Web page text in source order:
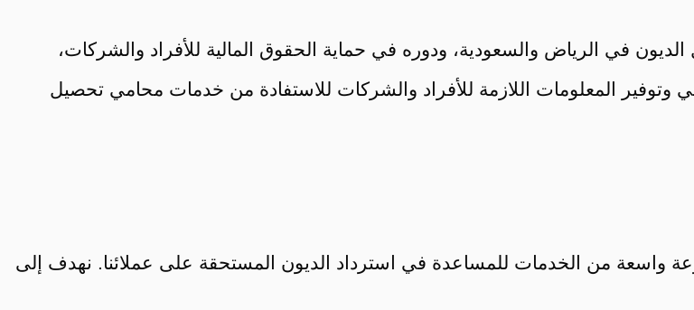
في الرياض والسعودية، ودوره في حماية الحقوق المالية للأفراد والشركات،
وتوفير المعلومات اللازمة للأفراد والشركات للاستفادة من خدمات محامي تحصيل
واسعة من الخدمات للمساعدة في استرداد الديون المستحقة على عملائنا. نهدف إلى